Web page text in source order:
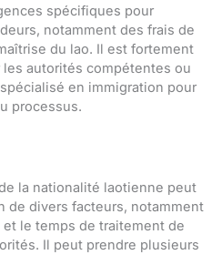
spécifiques pour
notamment des frais de
du lao. Il est fortement
autorités compétentes ou
en immigration pour
processus.
la nationalité laotienne peut
de divers facteurs, notamment
le temps de traitement de
Il peut prendre plusieurs